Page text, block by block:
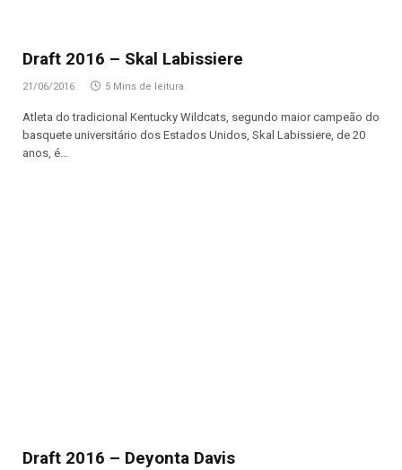
Draft 2016 – Skal Labissiere
21/06/2016 5 Mins de leitura
Atleta do tradicional Kentucky Wildcats, segundo maior campeão do
basquete universitário dos Estados Unidos, Skal Labissiere, de 20
anos, é…
Draft 2016 – Deyonta Davis